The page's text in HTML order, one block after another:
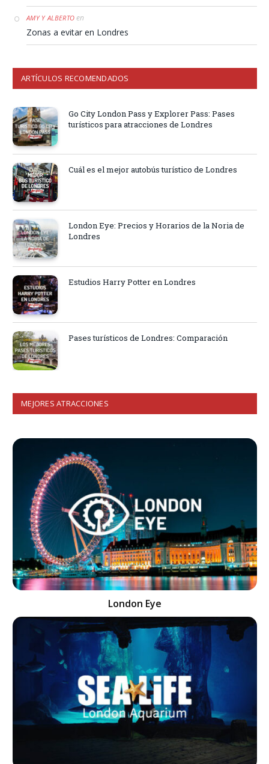
AMY Y ALBERTO en
Zonas a evitar en Londres
ARTÍCULOS RECOMENDADOS
Go City London Pass y Explorer Pass: Pases
turísticos para atracciones de Londres
Cuál es el mejor autobús turístico de Londres
London Eye: Precios y Horarios de la Noria de
Londres
Estudios Harry Potter en Londres
Pases turísticos de Londres: Comparación
MEJORES ATRACCIONES
London Eye